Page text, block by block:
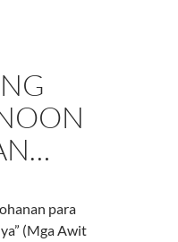
para
(Mga Awit